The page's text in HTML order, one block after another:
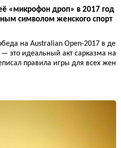
«микрофон дроп» в 2017 год
символом женского спорт
на Australian Open-2017 в де
это идеальный акт сарказма на
правила игры для всех жен